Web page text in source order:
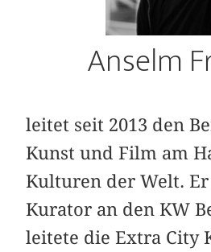
Anselm
leitet seit 2013 den
Kunst und Film am
Kulturen der Welt.
Kurator an den KW
leitete die Extra City